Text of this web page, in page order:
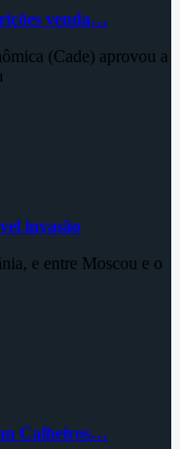
venda…
(Cade) aprovou a
invasão
e entre Moscou e o
Calheiros…